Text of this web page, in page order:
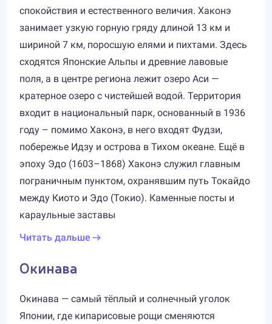
спокойствия и естественного величия. Хаконэ
занимает узкую горную гряду длиной 13 км и
шириной 7 км, поросшую елями и пихтами. Здесь
сходятся Японские Альпы и древние лавовые
поля, а в центре региона лежит озеро Аси —
кратерное озеро с чистейшей водой. Территория
входит в национальный парк, основанный в 1936
году – помимо Хаконэ, в него входят Фудзи,
побережье Идзу и острова в Тихом океане. Ещё в
эпоху Эдо (1603–1868) Хаконэ служил главным
пограничным пунктом, охранявшим путь Токайдо
между Киото и Эдо (Токио). Каменные посты и
караульные заставы
Читать дальше
Окинава
Окинава — самый тёплый и солнечный уголок
Японии, где кипарисовые рощи сменяются